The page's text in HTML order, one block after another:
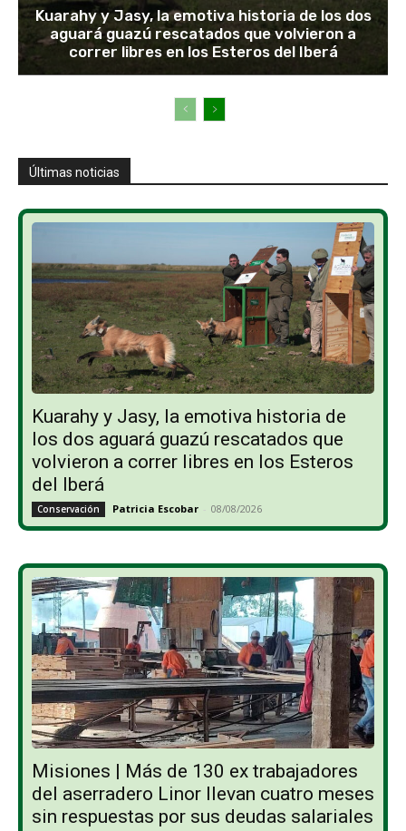
Kuarahy y Jasy, la emotiva historia de los dos
aguará guazú rescatados que volvieron a
correr libres en los Esteros del Iberá
Últimas noticias
Kuarahy y Jasy, la emotiva historia de
los dos aguará guazú rescatados que
volvieron a correr libres en los Esteros
del Iberá
Conservación Patricia Escobar - 08/08/2026
Misiones | Más de 130 ex trabajadores
del aserradero Linor llevan cuatro meses
sin respuestas por sus deudas salariales